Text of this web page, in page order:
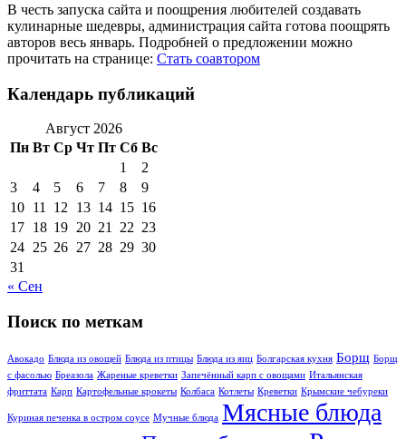
В честь запуска сайта и поощрения любителей создавать
кулинарные шедевры, администрация сайта готова поощрять
авторов весь январь. Подробней о предложении можно
прочитать на странице: Стать соавтором
Календарь публикаций
Август 2026
Пн Вт Ср Чт Пт Сб Вс
1
2
3
4 5 6 7 8
9
10 11 12 13 14 15 16
17 18 19 20 21 22 23
24 25 26 27 28 29 30
31
« Сен
Поиск по меткам
Авокадо Блюда из овощей Блюда из птицы Блюда из яиц Болгарская кухня Борщ Борщ
с фасолью Бреазола Жареные креветки Запечённый карп с овощами Итальянская
фриттата Карп Картофельные крокеты Колбаса Котлеты Креветки Крымские чебуреки
Куриная печенка в остром соусе Мучные блюда Мясные блюда